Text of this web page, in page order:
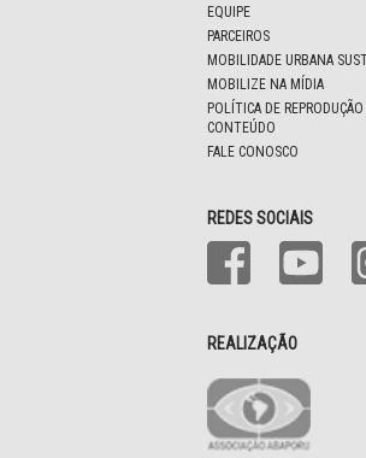
EQUIPE
PARCEIROS
MOBILIDADE URBANA
MOBILIZE NA MÍDIA
POLÍTICA DE
CONTEÚDO
FALE CONOSCO
REDES SOCIAIS
REALIZAÇÃO